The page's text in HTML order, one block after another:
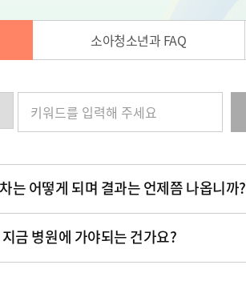
소아청소년과 FAQ
는 어떻게 되며 결과는 언제쯤 나옵니까?
금 병원에 가야되는 건가요?